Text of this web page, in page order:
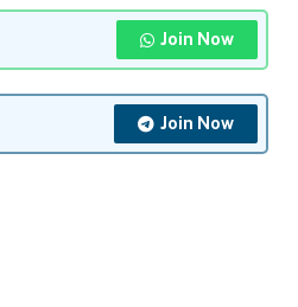
Join Now
Join Now